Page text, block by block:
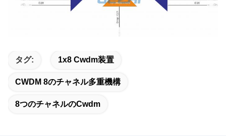
タグ: 1x8 Cwdm装置
CWDM 8のチャネル多重機構
8つのチャネルのcwdm